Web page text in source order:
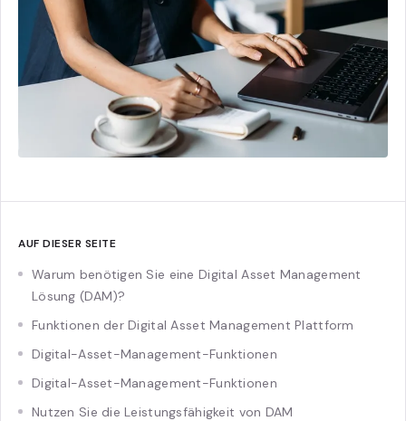
AUF DIESER SEITE
Warum benötigen Sie eine Digital Asset Management
Lösung (DAM)?
Funktionen der Digital Asset Management Plattform
Digital-Asset-Management-Funktionen
Digital-Asset-Management-Funktionen
Nutzen Sie die Leistungsfähigkeit von DAM